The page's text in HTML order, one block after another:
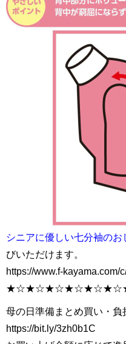
シニアに優しい七分袖の
びいただけます。
https://www.f-kayama.com/
母の日準備まとめ買い・負
https://bit.ly/3zh0b1C